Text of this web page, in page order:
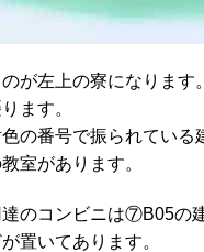
が左上の寮になりま
ます。
の番号で振られている
室があります。
のコンビニは⑦B05の
置いてあります。